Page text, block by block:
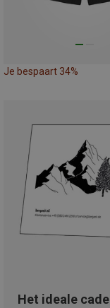
Je bespaart 34%
Het ideale